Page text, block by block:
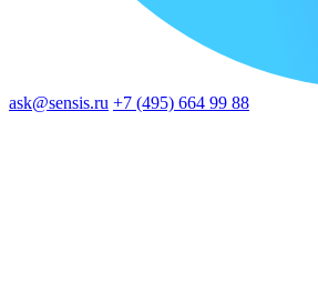
ask@sensis.ru +7 (495) 664 99 88